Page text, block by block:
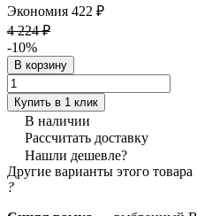
Экономия 422 ₽
4 224 ₽
-10%
В корзину
Купить в 1 клик
В наличии
Рассчитать доставку
Нашли дешевле?
Другие варианты этого товара
?